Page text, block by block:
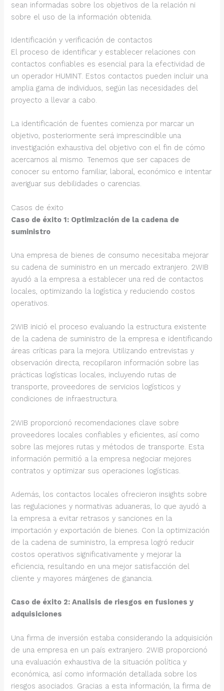
sean informadas sobre los objetivos de la relación ni
sobre el uso de la información obtenida.
Identificación y verificación de contactos
El proceso de identificar y establecer relaciones con
contactos confiables es esencial para la efectividad de
un operador HUMINT. Estos contactos pueden incluir una
amplia gama de individuos, según las necesidades del
proyecto a llevar a cabo.
La identificación de fuentes comienza por marcar un
objetivo, posteriormente será imprescindible una
investigación exhaustiva del objetivo con el fin de cómo
acercarnos al mismo. Tenemos que ser capaces de
conocer su entorno familiar, laboral, económico e intentar
averiguar sus debilidades o carencias.
Casos de éxito
Caso de éxito 1: Optimización de la cadena de
suministro
Una empresa de bienes de consumo necesitaba mejorar
su cadena de suministro en un mercado extranjero. 2WIB
ayudó a la empresa a establecer una red de contactos
locales, optimizando la logística y reduciendo costos
operativos.
2WIB inició el proceso evaluando la estructura existente
de la cadena de suministro de la empresa e identificando
áreas críticas para la mejora. Utilizando entrevistas y
observación directa, recopilaron información sobre las
prácticas logísticas locales, incluyendo rutas de
transporte, proveedores de servicios logísticos y
condiciones de infraestructura.
2WIB proporcionó recomendaciones clave sobre
proveedores locales confiables y eficientes, así como
sobre las mejores rutas y métodos de transporte. Esta
información permitió a la empresa negociar mejores
contratos y optimizar sus operaciones logísticas.
Además, los contactos locales ofrecieron insights sobre
las regulaciones y normativas aduaneras, lo que ayudó a
la empresa a evitar retrasos y sanciones en la
importación y exportación de bienes. Con la optimización
de la cadena de suministro, la empresa logró reducir
costos operativos significativamente y mejorar la
eficiencia, resultando en una mejor satisfacción del
cliente y mayores márgenes de ganancia.
Caso de éxito 2: Analisis de riesgos en fusiones y
adquisiciones
Una firma de inversión estaba considerando la adquisición
de una empresa en un país extranjero. 2WIB proporcionó
una evaluación exhaustiva de la situación política y
económica, así como información detallada sobre los
riesgos asociados. Gracias a esta información, la firma de